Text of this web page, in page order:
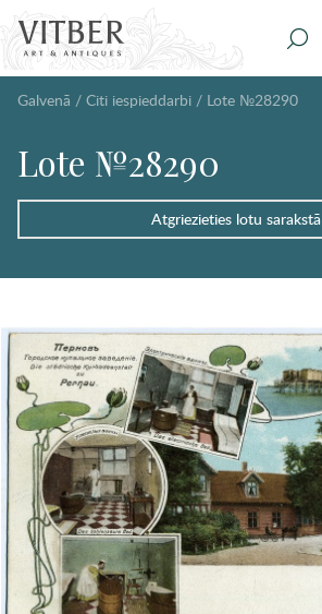
Galvenā / Citi iespieddarbi / Lote №28290
Lote №28290
Atgriezieties lotu sarakstā